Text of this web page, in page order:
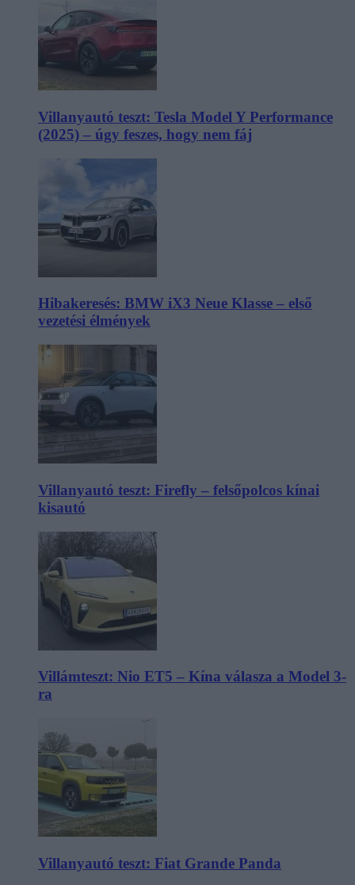
Villanyautó teszt: Tesla Model Y Performance
(2025) – úgy feszes, hogy nem fáj
Hibakeresés: BMW iX3 Neue Klasse – első
vezetési élmények
Villanyautó teszt: Firefly – felsőpolcos kínai
kisautó
Villámteszt: Nio ET5 – Kína válasza a Model 3-
ra
Villanyautó teszt: Fiat Grande Panda